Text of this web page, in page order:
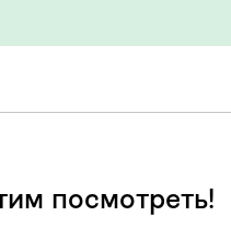
посмотреть!